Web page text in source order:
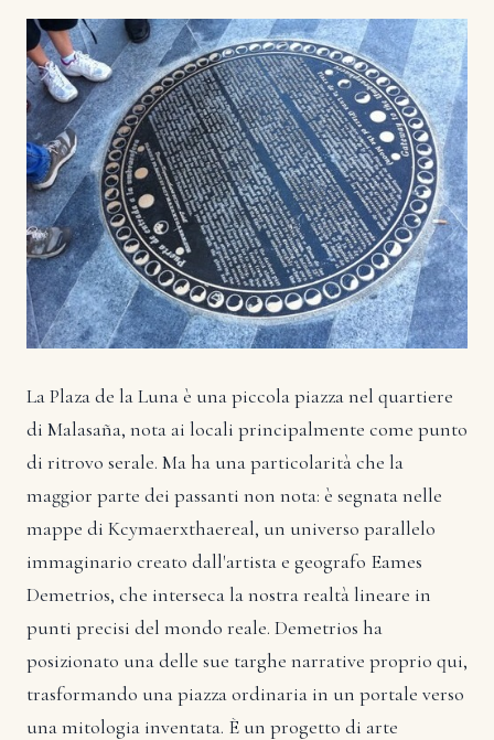
La Plaza de la Luna è una piccola piazza nel quartiere
di Malasaña, nota ai locali principalmente come punto
di ritrovo serale. Ma ha una particolarità che la
maggior parte dei passanti non nota: è segnata nelle
mappe di Kcymaerxthaereal, un universo parallelo
immaginario creato dall'artista e geografo Eames
Demetrios, che interseca la nostra realtà lineare in
punti precisi del mondo reale. Demetrios ha
posizionato una delle sue targhe narrative proprio qui,
trasformando una piazza ordinaria in un portale verso
una mitologia inventata. È un progetto di arte